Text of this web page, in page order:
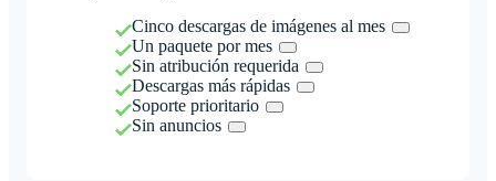
Cinco descargas de imágenes al mes
Un paquete por mes
Sin atribución requerida
Descargas más rápidas
Soporte prioritario
Sin anuncios